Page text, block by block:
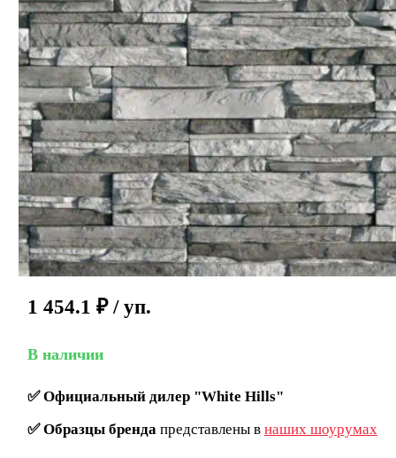
1 454.1 ₽ / уп.
В наличии
✅Официальный дилер "White Hills"
✅Образцы брендапредставлены в наших шоурумах